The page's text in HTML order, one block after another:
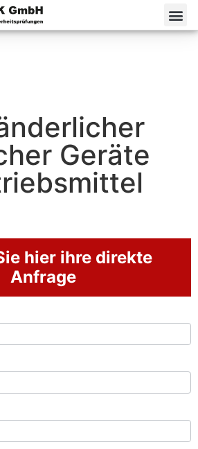
Geräte
hier ihre direkte
Anfrage